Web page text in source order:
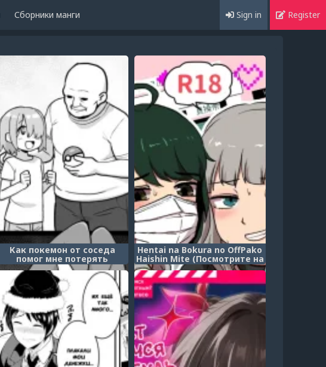
Сборники манги Sign in Register
Как покемон от соседа
помог мне потерять
невинность
Hentai na Bokura no OffPako
Haishin Mite (Посмотрите на
наш стрим извращенцев)